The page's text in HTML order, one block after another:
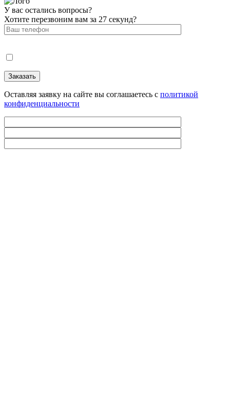
У вас остались вопросы?
Хотите перезвоним вам за 27 секунд?
Оставляя заявку на сайте вы соглашаетесь с политикой
конфиденциальности